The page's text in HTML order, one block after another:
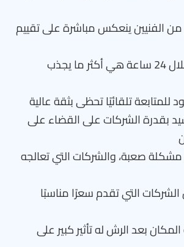
من الفنيين ينعكس مباشرة على تقييم
• النتائج السريعة خلال 24 ساعة هي أكثر ما يجذب
للمتابعة تلقائيًا تحظى بثقة عالية
بقدرة الشركات على القضاء على
مشكلة صعبة، والشركات التي تعالجه
التي تقدم سعرًا مناسبًا
بعد الرش له تأثير كبير على